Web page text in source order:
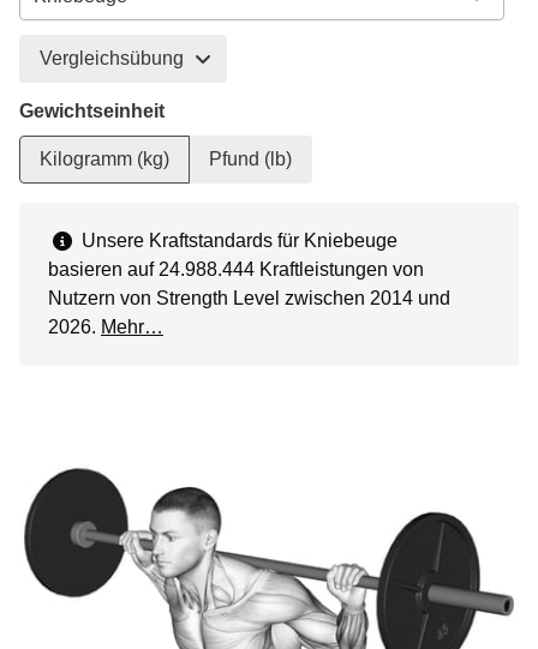
Vergleichsübung
Gewichtseinheit
Kilogramm (kg) Pfund (lb)
Unsere Kraftstandards für Kniebeuge
basieren auf 24.988.444 Kraftleistungen von
Nutzern von Strength Level zwischen 2014 und
2026. Mehr…